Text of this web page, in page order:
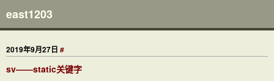
east1203
2019年9月27日 #
sv——static关键字